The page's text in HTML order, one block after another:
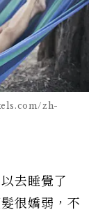
zh-
去睡覺了
很嬌弱，不